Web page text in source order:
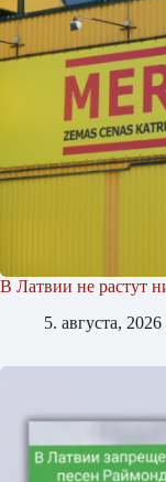
В Латвии не растут
5. августа, 2026